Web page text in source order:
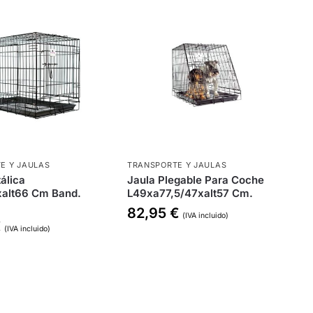
Y JAULAS
Cm Band.
(IVA incluido)
TRANSPORTE Y JAULAS
Jaula Plegable Para Coche
L49xa77,5/47xalt57 Cm.
82,95 € (IVA incluido)